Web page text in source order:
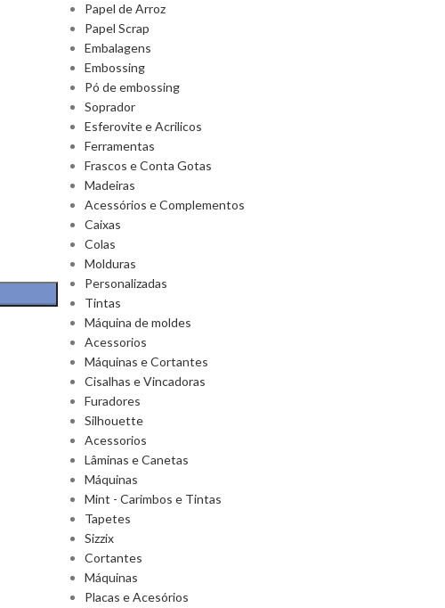
Papel de Arroz
Papel Scrap
Embalagens
Embossing
Pó de embossing
Soprador
Esferovite e Acrilicos
Ferramentas
Frascos e Conta Gotas
Madeiras
Acessórios e Complementos
Caixas
Colas
Molduras
Personalizadas
Tintas
Máquina de moldes
Acessorios
Máquinas e Cortantes
Cisalhas e Vincadoras
Furadores
Silhouette
Acessorios
Lâminas e Canetas
Máquinas
Mint - Carimbos e Tintas
Tapetes
Sizzix
Cortantes
Máquinas
Placas e Acesórios